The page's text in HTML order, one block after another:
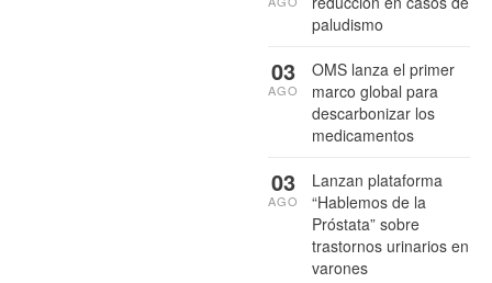
paludismo
OMS lanza el primer
marco global para
descarbonizar los
medicamentos
03
AGO
Lanzan plataforma
“Hablemos de la
Próstata” sobre
trastornos urinarios en
varones
03
AGO